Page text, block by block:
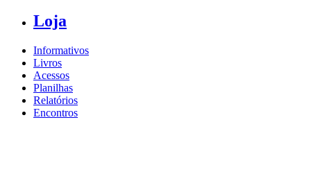
Loja
Informativos
Livros
Acessos
Planilhas
Relatórios
Encontros